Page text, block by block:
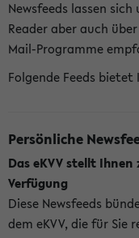
Newsfeeds lassen
Reader aber auch
Mail-Programme
Folgende Feeds bietet
Persönliche
Das eKVV stellt Ihnen
Verfügung
Diese Newsfeeds
dem eKVV, die für Sie